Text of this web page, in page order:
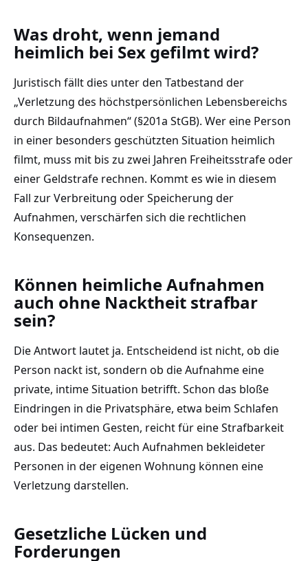
Was droht, wenn jemand
heimlich bei Sex gefilmt wird?
Juristisch fällt dies unter den Tatbestand der
„Verletzung des höchstpersönlichen Lebensbereichs
durch Bildaufnahmen“ (§201a StGB). Wer eine Person
in einer besonders geschützten Situation heimlich
filmt, muss mit bis zu zwei Jahren Freiheitsstrafe oder
einer Geldstrafe rechnen. Kommt es wie in diesem
Fall zur Verbreitung oder Speicherung der
Aufnahmen, verschärfen sich die rechtlichen
Konsequenzen.
Können heimliche Aufnahmen
auch ohne Nacktheit strafbar
sein?
Die Antwort lautet ja. Entscheidend ist nicht, ob die
Person nackt ist, sondern ob die Aufnahme eine
private, intime Situation betrifft. Schon das bloße
Eindringen in die Privatsphäre, etwa beim Schlafen
oder bei intimen Gesten, reicht für eine Strafbarkeit
aus. Das bedeutet: Auch Aufnahmen bekleideter
Personen in der eigenen Wohnung können eine
Verletzung darstellen.
Gesetzliche Lücken und
Forderungen